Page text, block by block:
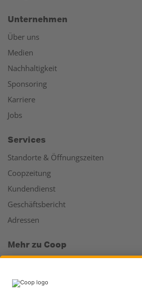
Unternehmen
Über uns
Medien
Nachhaltigkeit
Sponsoring
Karriere
Jobs
Services
Standorte & Öffnungszeiten
Coopzeitung
Kundendienst
Geschäftsbericht
Adressen
Mehr zu Coop
Läden & Services